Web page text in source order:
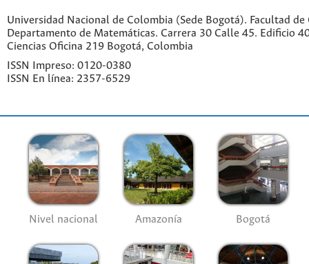
Universidad Nacional de Colombia (Sede Bogotá). Facultad de
Departamento de Matemáticas. Carrera 30 Calle 45. Edificio
Ciencias Oficina 219 Bogotá, Colombia
ISSN Impreso: 0120-0380
ISSN En línea: 2357-6529
Nivel nacional Amazonía Bogotá